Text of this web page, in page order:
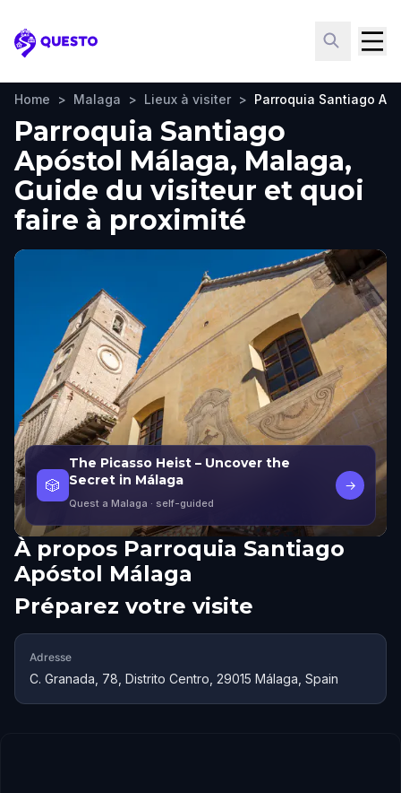
Questo
Home > Malaga > Lieux à visiter > Parroquia Santiago
Parroquia Santiago
Apóstol Málaga, Malaga,
Guide du visiteur et quoi
faire à proximité
🎲
The Picasso Heist – Uncover the
Secret in Málaga
Quest a Malaga · self-guided
→
À propos Parroquia Santiago
Apóstol Málaga
Préparez votre visite
Adresse
C. Granada, 78, Distrito Centro, 29015 Málaga, Spain